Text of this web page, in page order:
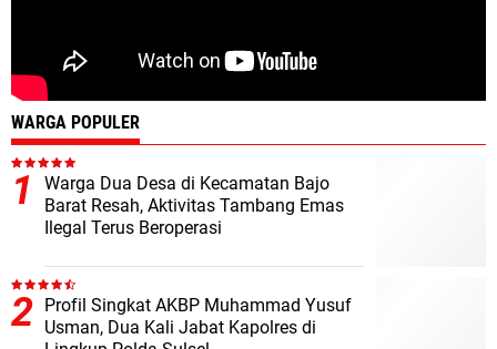
WARGA POPULER
Warga Dua Desa di Kecamatan Bajo
Barat Resah, Aktivitas Tambang Emas
Ilegal Terus Beroperasi
Profil Singkat AKBP Muhammad Yusuf
Usman, Dua Kali Jabat Kapolres di